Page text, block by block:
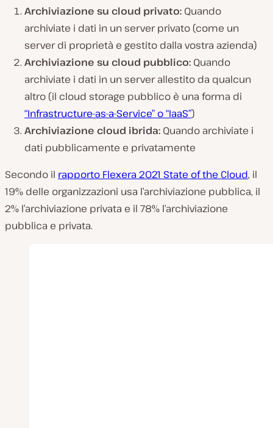
Archiviazione su cloud privato: Quando
archiviate i dati in un server privato (come un
server di proprietà e gestito dalla vostra azienda)
Archiviazione su cloud pubblico: Quando
archiviate i dati in un server allestito da qualcun
altro (il cloud storage pubblico è una forma di
“Infrastructure-as-a-Service” o “IaaS”)
Archiviazione cloud ibrida: Quando archiviate i
dati pubblicamente e privatamente
Secondo il rapporto Flexera 2021 State of the Cloud, il
19% delle organizzazioni usa l’archiviazione pubblica, il
2% l’archiviazione privata e il 78% l’archiviazione
pubblica e privata.